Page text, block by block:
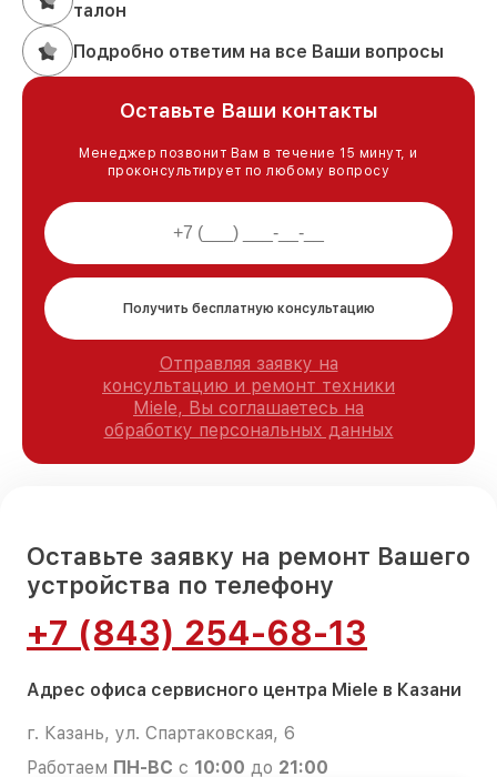
талон
Подробно ответим на все Ваши вопросы
Оставьте Ваши контакты
Менеджер позвонит Вам в течение 15 минут, и
проконсультирует по любому вопросу
Получить бесплатную консультацию
Отправляя заявку на
консультацию и ремонт техники
Miele, Вы соглашаетесь на
обработку персональных данных
Оставьте заявку на ремонт Вашего
устройства по телефону
+7 (843) 254-68-13
Адрес офиса сервисного центра Miele в Казани
г. Казань, ул. Спартаковская, 6
Работаем ПН-ВС с 10:00 до 21:00